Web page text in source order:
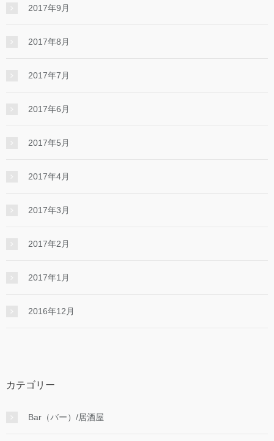
2017年9月
2017年8月
2017年7月
2017年6月
2017年5月
2017年4月
2017年3月
2017年2月
2017年1月
2016年12月
カテゴリー
Bar（バー）/居酒屋